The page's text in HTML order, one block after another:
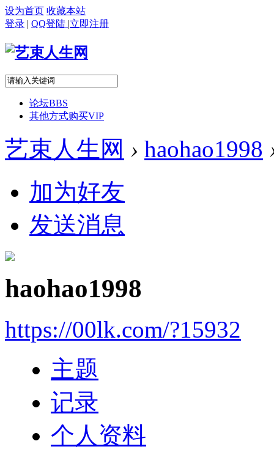
设为首页 收藏本站
登录 | QQ登陆 |立即注册
论坛BBS
其他方式购买VIP
艺束人生网 › haohao1998
加为好友
发送消息
haohao1998
https://00lk.com/?15932
主题
记录
个人资料